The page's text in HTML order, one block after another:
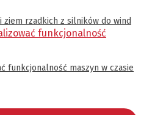
rzadkich z silników do wind
funkcjonalność maszyn w czasie